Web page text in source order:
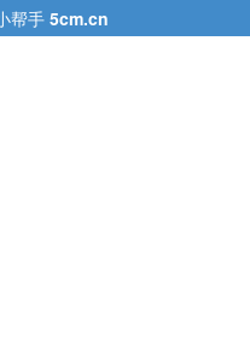
帮手 5cm.cn